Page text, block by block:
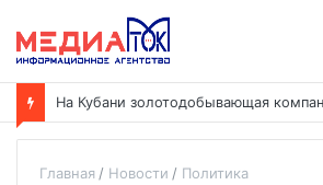
Главная Новости
Политика